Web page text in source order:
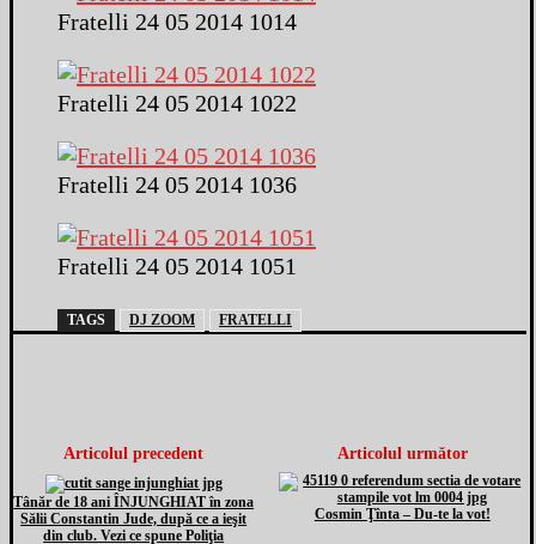
Fratelli 24 05 2014 1014
Fratelli 24 05 2014 1022
Fratelli 24 05 2014 1036
Fratelli 24 05 2014 1051
TAGS DJ ZOOM FRATELLI
Articolul precedent
Tânăr de 18 ani ÎNJUNGHIAT în zona
Sălii Constantin Jude, după ce a ieşit
din club. Vezi ce spune Poliţia
Articolul următor
Cosmin Ţînta – Du-te la vot!